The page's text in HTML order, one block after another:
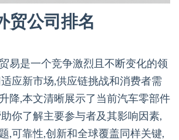
贸公司排名
易是一个竞争激烈且不断变化的领
应新市场,供应链挑战和消费者需
降,本文清晰展示了当前汽车零部件
你了解主要参与者及其影响因素,
,可靠性,创新和全球覆盖同样关键,